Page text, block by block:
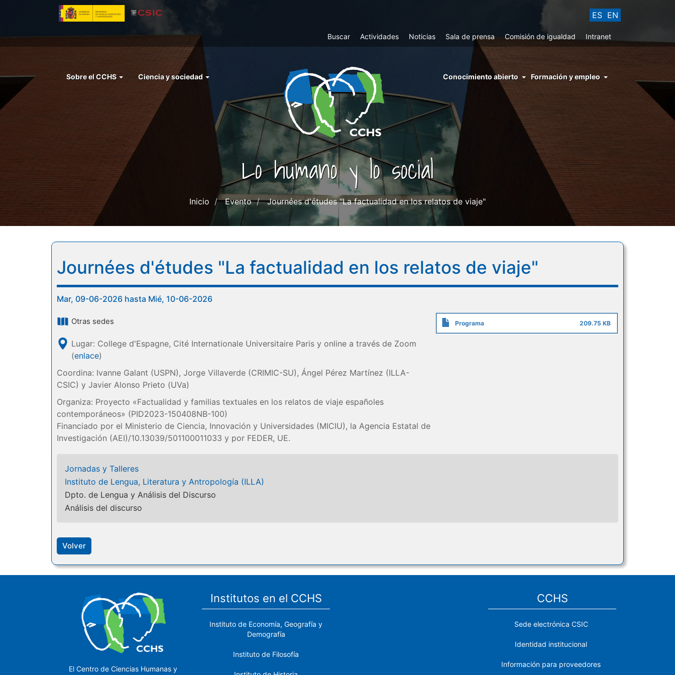
principal
ES EN
Top
Buscar Actividades Noticias Sala de prensa Comisión de igualdad Intranet
Menu
Sobre el CCHS Ciencia y sociedad
menu
conocimiento
abierto
Conocimiento abierto Formación y empleo
Lo humano y lo social
Inicio Evento Journées d'études "La factualidad en los relatos de viaje"
Journées d'études "La factualidad en los relatos de viaje"
Mar, 09-06-2026 hasta Mié, 10-06-2026
Otras sedes
Lugar: College d'Espagne, Cité Internationale Universitaire Paris y online a través de Zoom
(enlace)
Coordina: Ivanne Galant (USPN), Jorge Villaverde (CRIMIC-SU), Ángel Pérez Martínez (ILLA-
CSIC) y Javier Alonso Prieto (UVa)
Organiza: Proyecto «Factualidad y familias textuales en los relatos de viaje españoles
contemporáneos» (PID2023-150408NB-100)
Financiado por el Ministerio de Ciencia, Innovación y Universidades (MICIU), la Agencia Estatal de
Investigación (AEI)/10.13039/501100011033 y por FEDER, UE.
Programa 209.75 KB
Jornadas y Talleres
Instituto de Lengua, Literatura y Antropología (ILLA)
Dpto. de Lengua y Análisis del Discurso
Análisis del discurso
Volver
El Centro de Ciencias Humanas y
Institutos en el CCHS
Instituto de Economía, Geografía y
Demografía
Instituto de Filosofía
CCHS
Sede electrónica CSIC
Identidad institucional
Información para proveedores